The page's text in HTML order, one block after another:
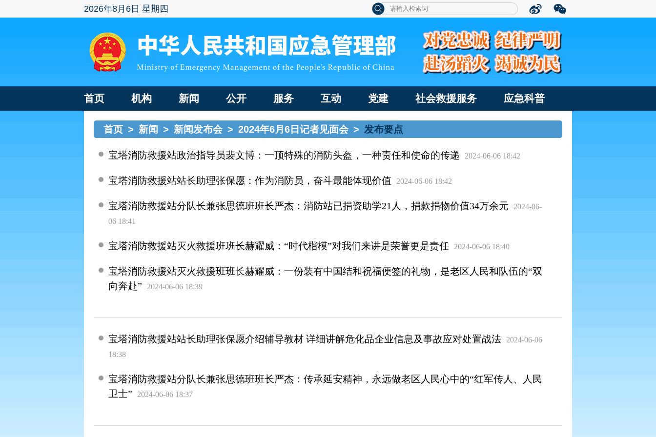
2026年8月6日 星期四
首页 机构 新闻 公开 服务 互动 党建 社会救援服务 应急科普
首页 > 新闻 > 新闻发布会 > 2024年6月6日记者见面会 > 发布要点
宝塔消防救援站政治指导员裴文博：一顶特殊的消防头盔，一种责任和使命的传递 2024-06-06 18:42
宝塔消防救援站站长助理张保愿：作为消防员，奋斗最能体现价值 2024-06-06 18:42
宝塔消防救援站分队长兼张思德班班长严杰：消防站已捐资助学21人，捐款捐物价值34万余元
2024-06-
06 18:41
宝塔消防救援站灭火救援班班长赫耀威：“时代楷模”对我们来讲是荣誉更是责任 2024-06-06 18:40
宝塔消防救援站灭火救援班班长赫耀威：一份装有中国结和祝福便签的礼物，是老区人民和队伍的“双
向奔赴”
2024-06-06 18:39
宝塔消防救援站站长助理张保愿介绍辅导教材 详细讲解危化品企业信息及事故应对处置战法
2024-06-06
18:38
宝塔消防救援站分队长兼张思德班班长严杰：传承延安精神，永远做老区人民心中的“红军传人、人民
卫士”
2024-06-06 18:37